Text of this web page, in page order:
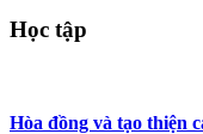
Học tập
Hòa đồng và tạo thiện